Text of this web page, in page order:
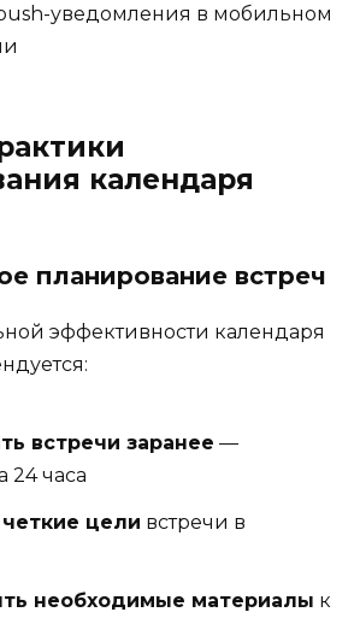
уведомления в мобильном
календаря
планирование встреч
эффективности календаря
встречи заранее —
24 часа
цели встречи в
необходимые материалы к